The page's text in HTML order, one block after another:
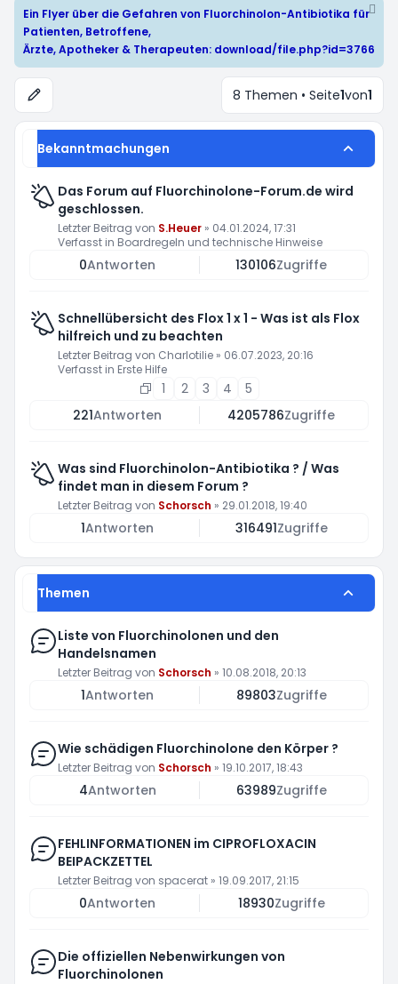
Ein Flyer über die Gefahren von Fluorchinolon-Antibiotika für
Patienten, Betroffene,
Ärzte, Apotheker & Therapeuten: download/file.php?id=3766
8 Themen • Seite1von1
Bekanntmachungen
Das Forum auf Fluorchinolone-Forum.de wird
geschlossen.
Letzter Beitrag von S.Heuer » 04.01.2024, 17:31
Verfasst in Boardregeln und technische Hinweise
0Antworten 130106Zugriffe
Schnellübersicht des Flox 1 x 1 - Was ist als Flox
hilfreich und zu beachten
Letzter Beitrag von Charlotilie » 06.07.2023, 20:16
Verfasst in Erste Hilfe
1 2 3 4
5
221Antworten 4205786Zugriffe
Was sind Fluorchinolon-Antibiotika ? / Was
findet man in diesem Forum ?
Letzter Beitrag von Schorsch » 29.01.2018, 19:40
1Antworten 316491Zugriffe
Themen
Liste von Fluorchinolonen und den
Handelsnamen
Letzter Beitrag von Schorsch » 10.08.2018, 20:13
1Antworten 89803Zugriffe
Wie schädigen Fluorchinolone den Körper ?
Letzter Beitrag von Schorsch » 19.10.2017, 18:43
4Antworten 63989Zugriffe
FEHLINFORMATIONEN im CIPROFLOXACIN
BEIPACKZETTEL
Letzter Beitrag von spacerat » 19.09.2017, 21:15
0Antworten 18930Zugriffe
Die offiziellen Nebenwirkungen von
Fluorchinolonen